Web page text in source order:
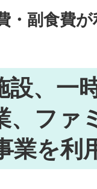
・副食費
設、一
、ファ
業を利